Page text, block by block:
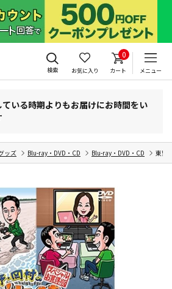
検索 お気に入り
0
カート メニュー
いる時期よりもお届けにお時間をい
ッズ Blu-ray・DVD・CD Blu-ray・DVD・CD 東野